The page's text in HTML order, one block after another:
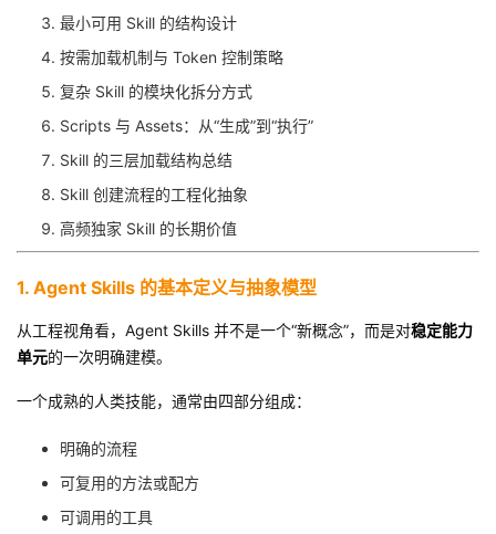
发
者
我
博
客
的
论
坛
我
的
圈
我
的
我
动
关
我
最小可用 Skill 的结构设计
按需加载机制与 Token 控制策略
复杂 Skill 的模块化拆分方式
Scripts 与 Assets：从“生成”到“执行”
Skill 的三层加载结构总结
Skill 创建流程的工程化抽象
高频独家 Skill 的长期价值
1. Agent Skills 的基本定义与抽象模型
从工程视角看，Agent Skills 并不是一个“新概念”，而是对稳定能力
单元的一次明确建模。
一个成熟的人类技能，通常由四部分组成：
明确的流程
可复用的方法或配方
可调用的工具